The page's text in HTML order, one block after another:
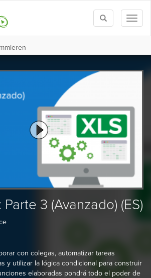
Toggle
search
3 (Avanzado) (ES)
con colegas, automatizar tareas
y utilizar la lógica condicional para construir
elaboradas pondrá todo el poder de